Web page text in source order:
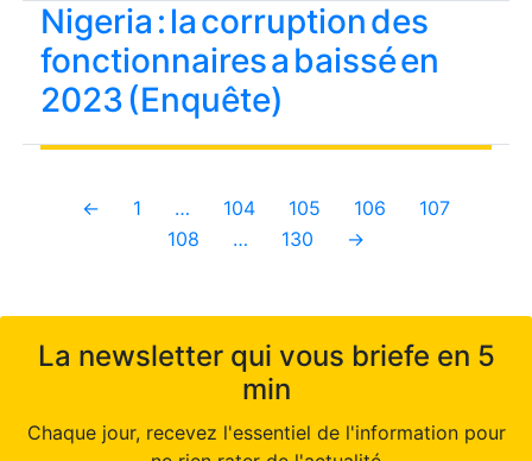
Nigeria : la corruption des
fonctionnaires a baissé en
2023 (Enquête)
← 1 … 104 105 106
107
108
… 130 →
La newsletter qui vous briefe en 5
min
Chaque jour, recevez l'essentiel de l'information pour